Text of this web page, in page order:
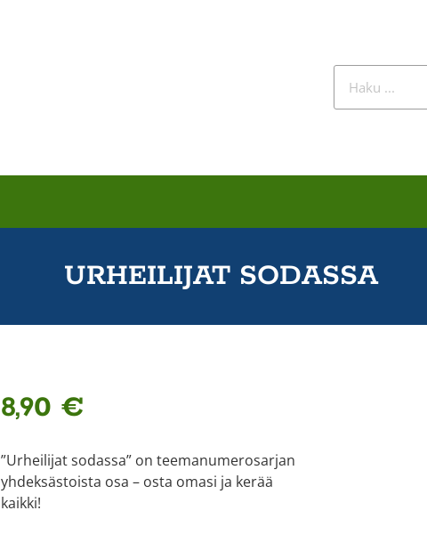
URHEILIJAT SODASSA
8,90€
”Urheilijat sodassa” on teemanumerosarjan
yhdeksästoista osa – osta omasi ja kerää
kaikki!